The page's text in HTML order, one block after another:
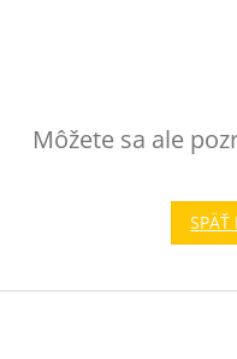
Môžete sa ale
SPÄŤ
Z